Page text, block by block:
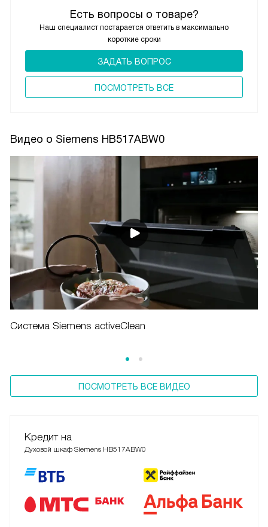
Есть вопросы о товаре?
Наш специалист постарается ответить в максимально
короткие сроки
ЗАДАТЬ ВОПРОС
ПОCМОТРЕТЬ ВСЕ
Видео о Siemens HB517ABW0
Система Siemens activeClean
ПОСМОТРЕТЬ ВСЕ ВИДЕО
Кредит на
Духовой шкаф Siemens HB517ABW0